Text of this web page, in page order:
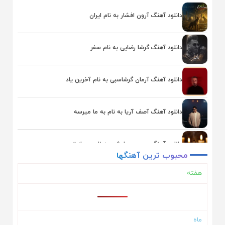
بابک جهانبخش
یوسف زمانی
دانلود آهنگ آرون افشار به نام ایران
دانلود آهنگ گرشا رضایی به نام سفر
دانلود آهنگ آرمان گرشاسبی به نام آخرین یاد
دانلود آهنگ آصف آریا به نام به ما میرسه
دانلود آهنگ محسن چاوشی به نام بعد از تو
محبوب ترین آهنگها
هفته
ماه